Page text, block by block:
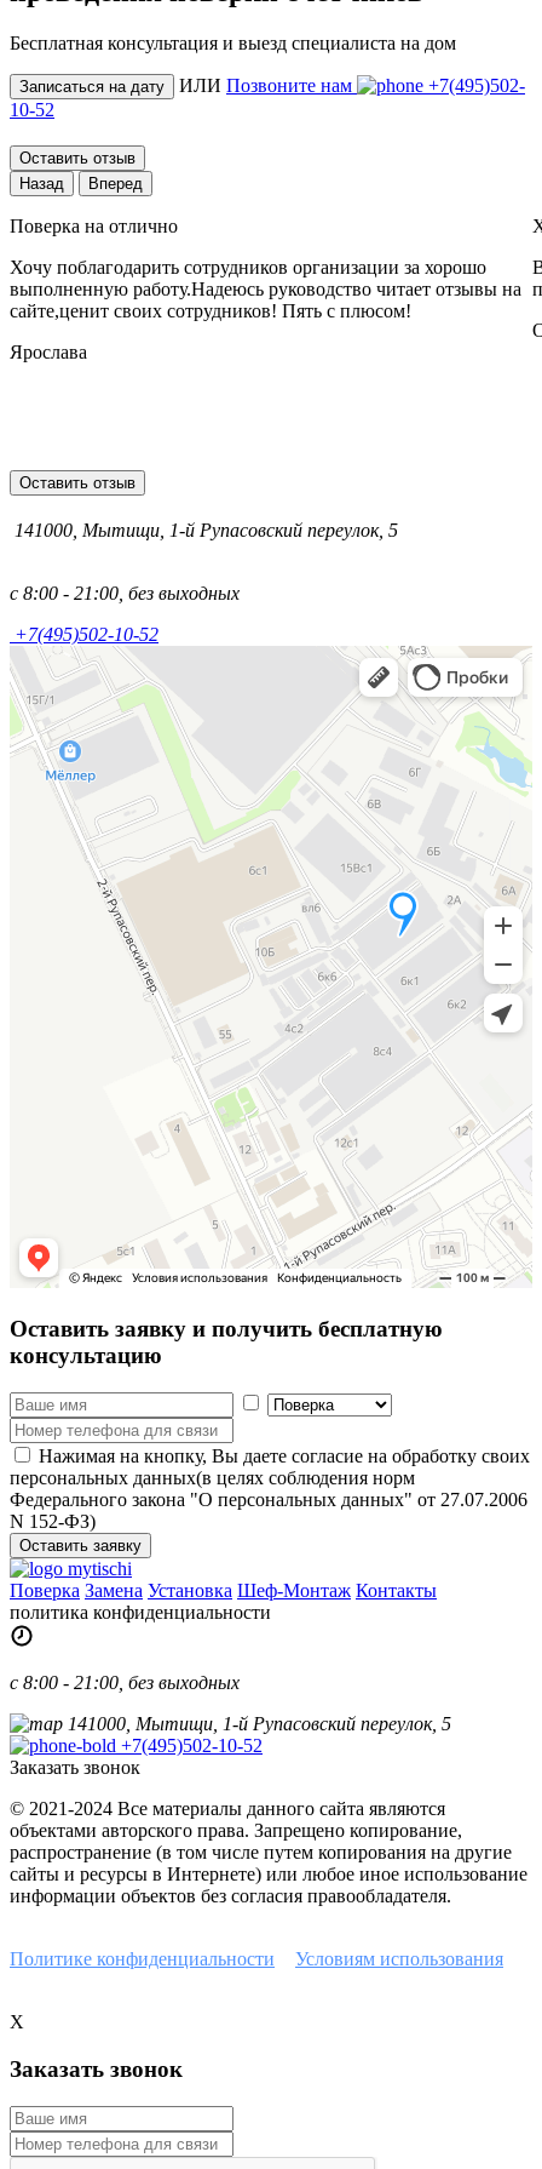
Бесплатная консультация и выезд специалиста на дом
Записаться на дату ИЛИ Позвоните нам
+7(495)502-
10-52
Оставить отзыв
Назад
Вперед
Поверка на отлично
Хочу поблагодарить сотрудников организации за хорошо
выполненную работу.Надеюсь руководство читает отзывы на
сайте,ценит своих сотрудников! Пять с плюсом!
Ярослава
Оставить отзыв
141000, Мытищи, 1-й Рупасовский переулок, 5
с 8:00 - 21:00, без выходных
+7(495)502-10-52
Оставить заявку и получить бесплатную
консультацию
Нажимая на кнопку, Вы даете согласие на обработку своих
персональных данных(в целях соблюдения норм
Федерального закона "О персональных данных" от 27.07.2006
N 152-ФЗ)
Оставить заявку
Поверка Замена Установка Шеф-Монтаж Контакты
политика конфиденциальности
с 8:00 - 21:00, без выходных
141000, Мытищи, 1-й Рупасовский переулок, 5
+7(495)502-10-52
Заказать звонок
© 2021-2024 Все материалы данного сайта являются
объектами авторского права. Запрещено копирование,
распространение (в том числе путем копирования на другие
сайты и ресурсы в Интернете) или любое иное использование
информации объектов без согласия правообладателя.
Политике конфиденциальности
Условиям использования
X
Заказать звонок